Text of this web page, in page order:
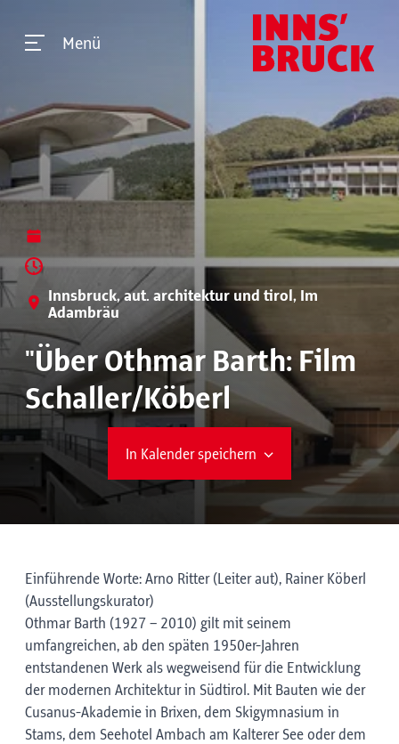
Menü
Innsbruck, aut. architektur und tirol, Im
Adambräu
"Über Othmar Barth: Film
Schaller/Köberl
In Kalender speichern
Einführende Worte: Arno Ritter (Leiter aut), Rainer Köberl
(Ausstellungskurator)
Othmar Barth (1927 – 2010) gilt mit seinem
umfangreichen, ab den späten 1950er-Jahren
entstandenen Werk als wegweisend für die Entwicklung
der modernen Architektur in Südtirol. Mit Bauten wie der
Cusanus-Akademie in Brixen, dem Skigymnasium in
Stams, dem Seehotel Ambach am Kalterer See oder dem